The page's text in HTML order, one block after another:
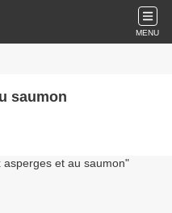
MENU
saumon